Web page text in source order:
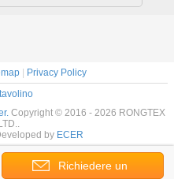
Richiedere un
| Privacy Policy
Copyright © 2016 - 2026 RONGTEX
by ECER